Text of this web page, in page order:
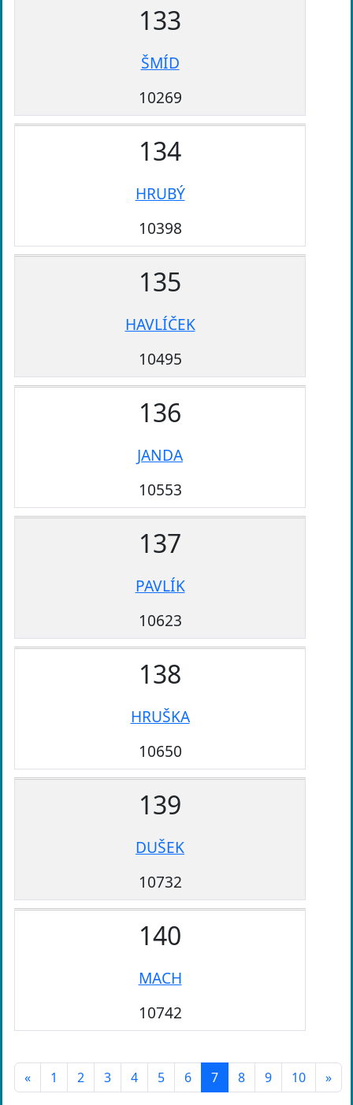
133
ŠMÍD
10269
134
HRUBÝ
10398
135
HAVLÍČEK
10495
136
JANDA
10553
137
PAVLÍK
10623
138
HRUŠKA
10650
139
DUŠEK
10732
140
MACH
10742
« 1 2 3 4 5 6 7 8 9 10 »